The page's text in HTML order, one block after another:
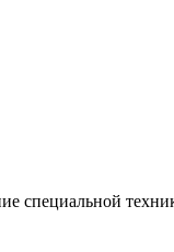
специальной